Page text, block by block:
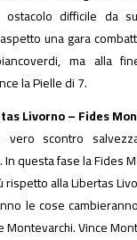
difficile da
una gara
ma alla
la Pielle di 7.
Livorno – Fides
vero scontro
questa fase la Fides
rispetto alla Libertas
le cose
Montevarchi. Vince